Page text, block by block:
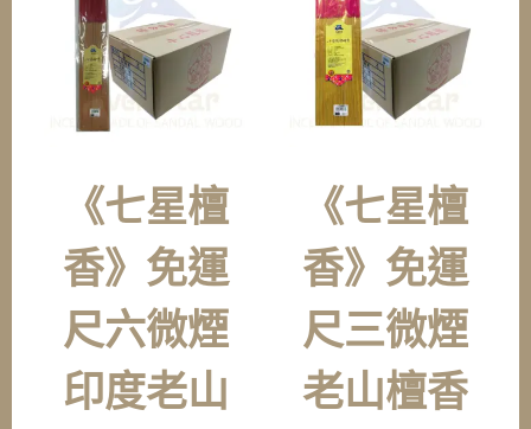
《七星檀
香》免運
尺六微煙
印度老山
《七星檀
香》免運
尺三微煙
老山檀香